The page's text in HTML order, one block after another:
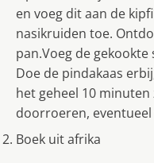
en voeg dit aan de
nasikruiden toe.
pan.Voeg de
Doe de pindakaas
het geheel 10
doorroeren,
Boek uit afrika